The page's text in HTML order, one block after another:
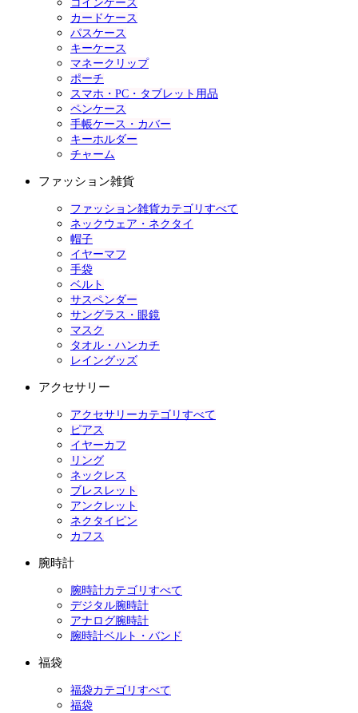
コインケース
カードケース
パスケース
キーケース
マネークリップ
ポーチ
スマホ・PC・タブレット用品
ペンケース
手帳ケース・カバー
キーホルダー
チャーム
ファッション雑貨
ファッション雑貨カテゴリすべて
ネックウェア・ネクタイ
帽子
イヤーマフ
手袋
ベルト
サスペンダー
サングラス・眼鏡
マスク
タオル・ハンカチ
レイングッズ
アクセサリー
アクセサリーカテゴリすべて
ピアス
イヤーカフ
リング
ネックレス
ブレスレット
アンクレット
ネクタイピン
カフス
腕時計
腕時計カテゴリすべて
デジタル腕時計
アナログ腕時計
腕時計ベルト・バンド
福袋
福袋カテゴリすべて
福袋